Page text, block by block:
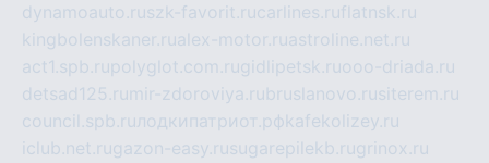
dynamoauto.ruszk-favorit.rucarlines.ruflatnsk.ru
kingbolenskaner.rualex-motor.ruastroline.net.ru
act1.spb.rupolyglot.com.rugidlipetsk.ruooo-driada.ru
detsad125.ru mir-zdoroviya.rubruslanovo.rusiterem.ru
council.spb.ruлодкипатриот.рфkafekolizey.ru
iclub.net.rugazon-easy.rusugarepilekb.rugrinox.ru